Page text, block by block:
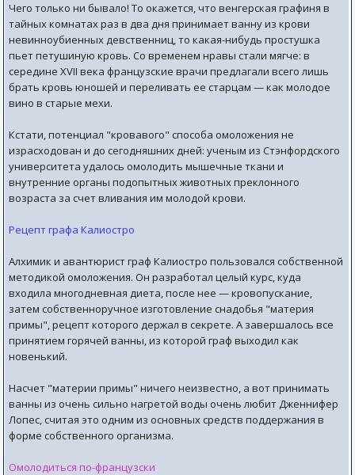
Чего только ни бывало! То окажется, что венгерская графиня в
тайных комнатах раз в два дня принимает ванну из крови
невинноубиенных девственниц, то какая-нибудь простушка
пьет петушиную кровь. Со временем нравы стали мягче: в
середине XVII века французские врачи предлагали всего лишь
брать кровь юношей и переливать ее старцам — как молодое
вино в старые мехи.
Кстати, потенциал "кровавого" способа омоложения не
израсходован и до сегодняшних дней: ученым из Стэнфордского
университета удалось омолодить мышечные ткани и
внутренние органы подопытных животных преклонного
возраста за счет вливания им молодой крови.
Рецепт графа Калиостро
Алхимик и авантюрист граф Калиостро пользовался собственной
методикой омоложения. Он разработал целый курс, куда
входила многодневная диета, после нее — кровопускание,
затем собственноручное изготовление снадобья "материя
примы", рецепт которого держал в секрете. А завершалось все
принятием горячей ванны, из которой граф выходил как
новенький.
Насчет "материи примы" ничего неизвестно, а вот принимать
ванны из очень сильно нагретой воды очень любит Дженнифер
Лопес, считая это одним из основных средств поддержания в
форме собственного организма.
Омолодиться по-французски